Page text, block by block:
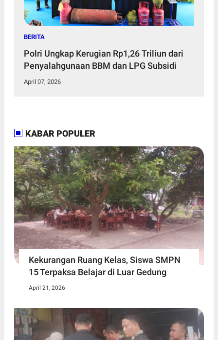
BERITA
Polri Ungkap Kerugian Rp1,26 Triliun dari
Penyalahgunaan BBM dan LPG Subsidi
April 07, 2026
KABAR POPULER
Kekurangan Ruang Kelas, Siswa SMPN
15 Terpaksa Belajar di Luar Gedung ​
April 21, 2026